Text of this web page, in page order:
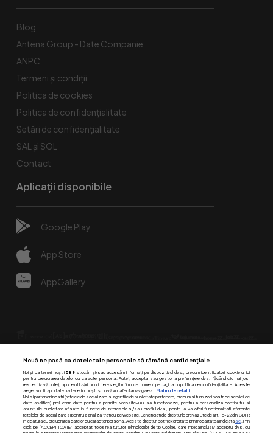
Blog
Antena Group - Date Companie
ANPC
Termeni și condiții
Politica de cookies
Politica de confidențialitate
Setări de confidențialitate
SAL și SOL
Contact
Aplicații disponibile
Google Play
App Store
AppGallery
Urmărește-ne pe:
Nouă ne pasă ca datele tale personale să rămână confidențiale
Noi și partenerii noștri 589stocăm și/sau accesăm informații pe dispozitivul dvs., precum identificatorii cookie unici
pentru prelucrarea datelor cu caracter personal. Puteți accepta sau gestiona preferințele dvs. făcând clic mai jos,
respectiv vă puteți opune utilizării unui interes legitim în orice moment pe pagina cu politica de confidențialitate. Aceste
alegeri vor fi raportate partenerilor noștri și nu vă vor afecta navigarea.
Mai multe detalii
Noi si partenerii nostri (retelele de socializare si agentiile de publicitate partenere, precum si furnizorii nostri de servicii de
date analitice) prelucram date pentru a permite website-ului sa functioneze, pentru a personaliza continutul si
anunturile publicitare afisate in functie de interesele si/sau profilul dvs., pentru a va oferi functionalitati aferente
retelelor de socializare si pentru a analiza traficul pe website. Beneficiati de drepturile prevazute de art. 15-22 din GDPR
in legatura cu prelucrarea datelor cu caracter personal. Aceste drepturi pot fi exercitate prin modalitatea indicataaici. Prin
click pe “ACCEPT TOATE”, acceptati folosirea tuturor Tehnologiilor de tip Cookie, care implica inclusiv acceptul dvs. cu